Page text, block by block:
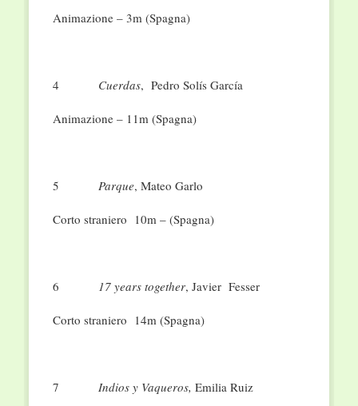
Animazione – 3m (Spagna)
4 Cuerdas, Pedro Solís García
Animazione – 11m (Spagna)
5 Parque, Mateo Garlo
Corto straniero 10m – (Spagna)
6 17 years together, Javier Fesser
Corto straniero 14m (Spagna)
7 Indios y Vaqueros, Emilia Ruiz